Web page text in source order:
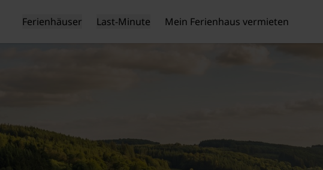
Ferienhäuser Last-Minute Mein Ferienhaus vermieten